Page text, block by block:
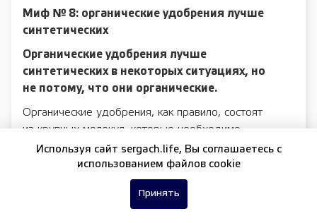
Миф № 8: органические удобрения лучше
синтетических
Органические удобрения лучше
синтетических в некоторых ситуациях, но
не потому, что они органические.
Органические удобрения, как правило, состоят
из крупных молекул, которые необходимо
разлагать. Это приводит к медленному питанию
в течение нескольких лет, что является большим
преимуществом в большинстве садов, но есть
Используя сайт sergach.life, Вы соглашаетесь c
использованием файлов cookie
Принять